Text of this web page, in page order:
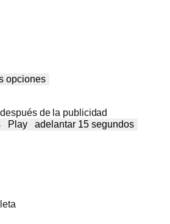
opciones
de la publicidad
Play
adelantar 15 segundos